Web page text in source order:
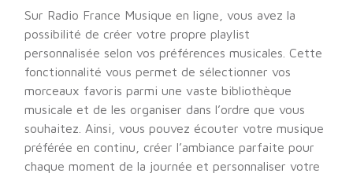
Sur Radio France Musique en ligne, vous avez la
possibilité de créer votre propre playlist
personnalisée selon vos préférences musicales. Cette
fonctionnalité vous permet de sélectionner vos
morceaux favoris parmi une vaste bibliothèque
musicale et de les organiser dans l’ordre que vous
souhaitez. Ainsi, vous pouvez écouter votre musique
préférée en continu, créer l’ambiance parfaite pour
chaque moment de la journée et personnaliser votre